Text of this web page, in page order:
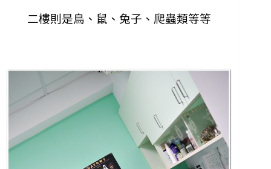
二樓則是鳥、鼠、兔子、爬蟲類等等